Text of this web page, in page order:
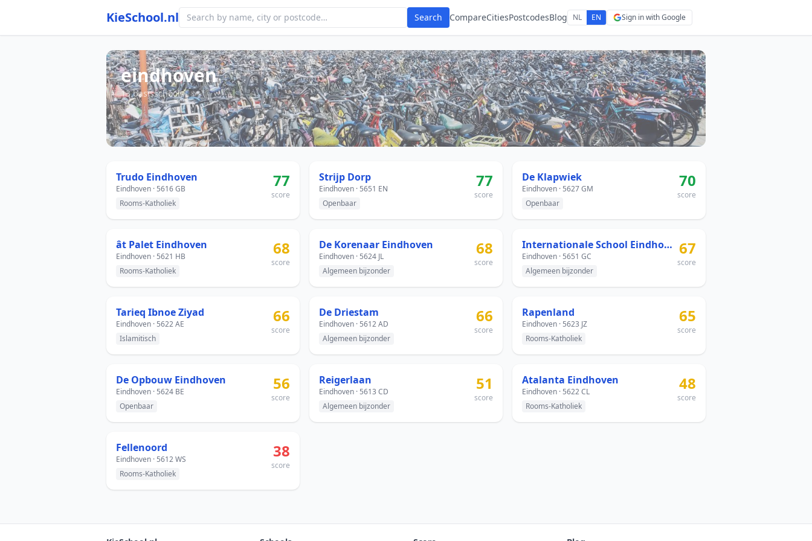
KieSchool.nl Search CompareCitiesPostcodesBlog NL EN Sign in with Google
eindhoven
13 basisschools
Trudo Eindhoven
Eindhoven · 5616 GB
Rooms-Katholiek
77
score
Strijp Dorp
Eindhoven · 5651 EN
Openbaar
77
score
De Klapwiek
Eindhoven · 5627 GM
Openbaar
70
score
ât Palet Eindhoven
Eindhoven · 5621 HB
Rooms-Katholiek
68
score
De Korenaar Eindhoven
Eindhoven · 5624 JL
Algemeen bijzonder
68
score
Internationale School Eindhoven
Eindhoven · 5651 GC
Algemeen bijzonder
67
score
Tarieq Ibnoe Ziyad
Eindhoven · 5622 AE
Islamitisch
66
score
De Driestam
Eindhoven · 5612 AD
Algemeen bijzonder
66
score
Rapenland
Eindhoven · 5623 JZ
Rooms-Katholiek
65
score
De Opbouw Eindhoven
Eindhoven · 5624 BE
Openbaar
56
score
Reigerlaan
Eindhoven · 5613 CD
Algemeen bijzonder
51
score
Atalanta Eindhoven
Eindhoven · 5622 CL
Rooms-Katholiek
48
score
Fellenoord
Eindhoven · 5612 WS
Rooms-Katholiek
38
score